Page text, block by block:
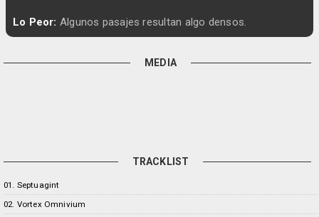
Lo Peor: Algunos pasajes resultan algo densos.
MEDIA
TRACKLIST
01. Septuagint
02. Vortex Omnivium